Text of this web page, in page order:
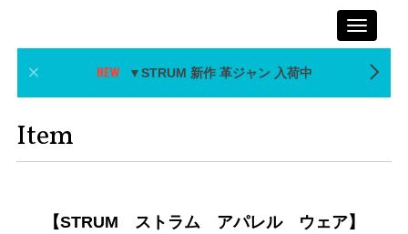
Toggle
▼STRUM 新作 革ジャン 入荷中
Item
【STRUM ストラム アパレル ウェア】